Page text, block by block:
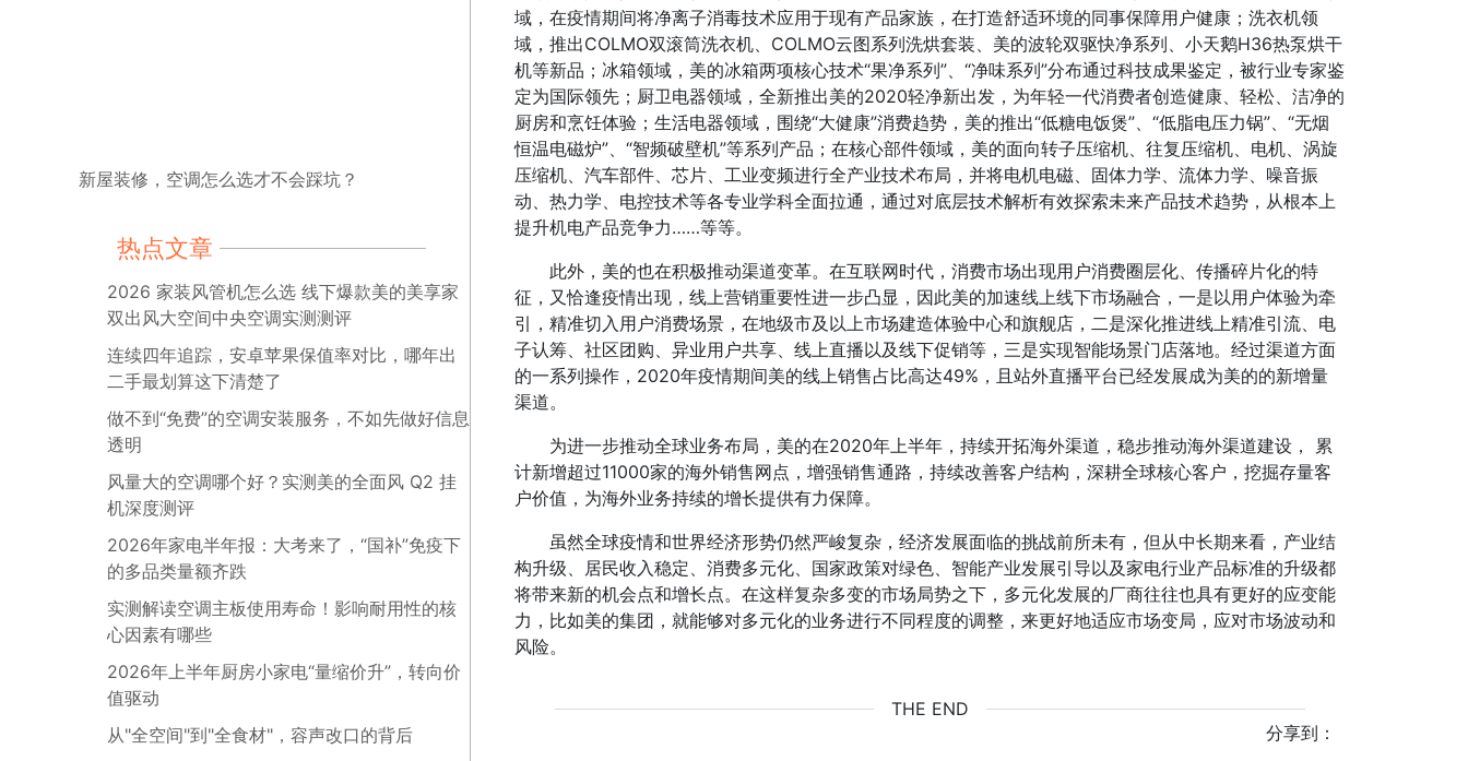
新屋装修，空调怎么选才不会踩坑？
热点文章
2026 家装风管机怎么选 线下爆款美的美享家
双出风大空间中央空调实测测评
连续四年追踪，安卓苹果保值率对比，哪年出
二手最划算这下清楚了
做不到“免费”的空调安装服务，不如先做好信息
透明
风量大的空调哪个好？实测美的全面风 Q2 挂
机深度测评
2026年家电半年报：大考来了，“国补”免疫下
的多品类量额齐跌
实测解读空调主板使用寿命！影响耐用性的核
心因素有哪些
2026年上半年厨房小家电“量缩价升”，转向价
值驱动
从"全空间"到"全食材"，容声改口的背后
域，在疫情期间将净离子消毒技术应用于现有产品家族，在打造舒适环境的同事保障用户健康；洗衣机领
域，推出COLMO双滚筒洗衣机、COLMO云图系列洗烘套装、美的波轮双驱快净系列、小天鹅H36热泵烘干
机等新品；冰箱领域，美的冰箱两项核心技术“果净系列”、“净味系列”分布通过科技成果鉴定，被行业专家鉴
定为国际领先；厨卫电器领域，全新推出美的2020轻净新出发，为年轻一代消费者创造健康、轻松、洁净的
厨房和烹饪体验；生活电器领域，围绕“大健康”消费趋势，美的推出“低糖电饭煲”、“低脂电压力锅”、“无烟
恒温电磁炉”、“智频破壁机”等系列产品；在核心部件领域，美的面向转子压缩机、往复压缩机、电机、涡旋
压缩机、汽车部件、芯片、工业变频进行全产业技术布局，并将电机电磁、固体力学、流体力学、噪音振
动、热力学、电控技术等各专业学科全面拉通，通过对底层技术解析有效探索未来产品技术趋势，从根本上
提升机电产品竞争力……等等。
此外，美的也在积极推动渠道变革。在互联网时代，消费市场出现用户消费圈层化、传播碎片化的特
征，又恰逢疫情出现，线上营销重要性进一步凸显，因此美的加速线上线下市场融合，一是以用户体验为牵
引，精准切入用户消费场景，在地级市及以上市场建造体验中心和旗舰店，二是深化推进线上精准引流、电
子认筹、社区团购、异业用户共享、线上直播以及线下促销等，三是实现智能场景门店落地。经过渠道方面
的一系列操作，2020年疫情期间美的线上销售占比高达49%，且站外直播平台已经发展成为美的的新增量
渠道。
为进一步推动全球业务布局，美的在2020年上半年，持续开拓海外渠道，稳步推动海外渠道建设， 累
计新增超过11000家的海外销售网点，增强销售通路，持续改善客户结构，深耕全球核心客户，挖掘存量客
户价值，为海外业务持续的增长提供有力保障。
虽然全球疫情和世界经济形势仍然严峻复杂，经济发展面临的挑战前所未有，但从中长期来看，产业结
构升级、居民收入稳定、消费多元化、国家政策对绿色、智能产业发展引导以及家电行业产品标准的升级都
将带来新的机会点和增长点。在这样复杂多变的市场局势之下，多元化发展的厂商往往也具有更好的应变能
力，比如美的集团，就能够对多元化的业务进行不同程度的调整，来更好地适应市场变局，应对市场波动和
风险。
THE END
分享到：